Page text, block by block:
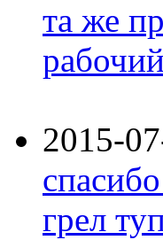
та же
2015-
грел